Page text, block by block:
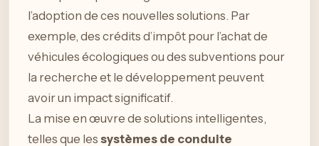
l’adoption de ces nouvelles solutions. Par
exemple, des crédits d’impôt pour l’achat de
véhicules écologiques ou des subventions pour
la recherche et le développement peuvent
avoir un impact significatif.
La mise en œuvre de solutions intelligentes,
telles que les systèmes de conduite